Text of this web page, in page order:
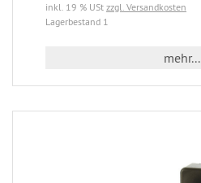
inkl. 19 % USt zzgl. Versandkosten
Lagerbestand 1
mehr...